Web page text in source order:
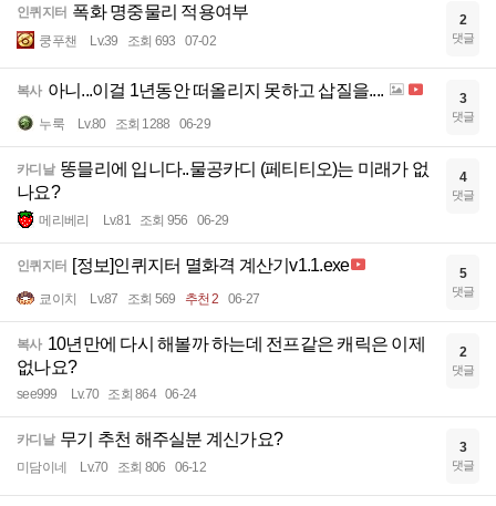
인퀴지터 폭화 명중물리 적용여부
쿵푸챈 Lv.39 조회 693 07-02
2
댓글
복사 아니...이걸 1년동안 떠올리지 못하고 삽질을....
누룩 Lv.80 조회 1288 06-29
3
댓글
카디날 똥믈리에 입니다..물공카디 (페티티오)는 미래가 없
나요?
메리베리 Lv.81 조회 956 06-29
4
댓글
인퀴지터 [정보]인퀴지터 멸화격 계산기v1.1.exe
쿄이치 Lv.87 조회 569 추천 2 06-27
5
댓글
복사 10년만에 다시 해볼까 하는데 전프같은 캐릭은 이제
없나요?
see999 Lv.70 조회 864 06-24
2
댓글
카디날 무기 추천 해주실분 계신가요?
미담이네 Lv.70 조회 806 06-12
3
댓글